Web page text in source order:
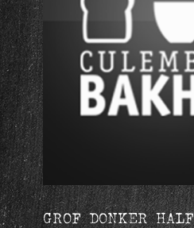
GROF DONKER HALF